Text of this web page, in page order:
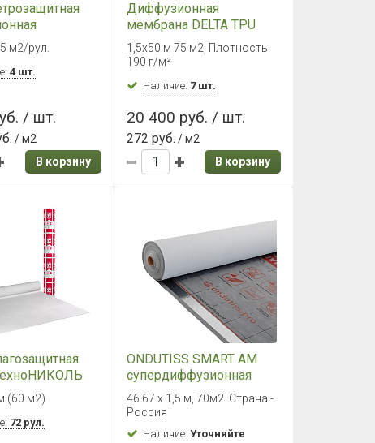
MASTER
м2/рул.
4 шт.
/ шт.
/ м2
В корзину
Диффузионная
мембрана DELTA TPU
PLUS 1,5х50м 75м²
1,5х50 м 75 м2, Плотность:
190 г/м²
Наличие: 7 шт.
20 400 руб. / шт.
272 руб. / м2
В корзину
м2
(60 м2)
72 рул.
ONDUTISS SMART AM
супердиффузионная
мембрана 70 м²
46.67 х 1,5 м, 70м2. Страна -
Россия
Наличие: Уточняйте